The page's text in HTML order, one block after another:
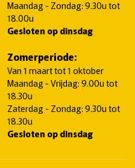
Maandag - Zondag: 9.30u tot
18.00u
Gesloten op dinsdag
Zomerperiode:
Van 1 maart tot 1 oktober
Maandag - Vrijdag: 9.00u tot
18.30u
Zaterdag - Zondag: 9.30u tot
18.30u
Gesloten op dinsdag